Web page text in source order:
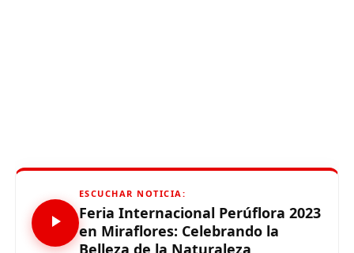
ESCUCHAR NOTICIA:
Feria Internacional Perúflora 2023
en Miraflores: Celebrando la
Belleza de la Naturaleza